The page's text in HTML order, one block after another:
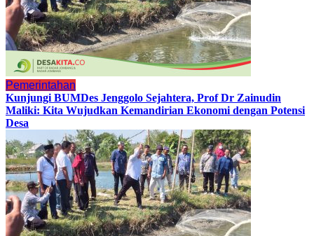
Pemerintahan
Kunjungi BUMDes Jenggolo Sejahtera, Prof Dr Zainudin
Maliki: Kita Wujudkan Kemandirian Ekonomi dengan Potensi
Desa